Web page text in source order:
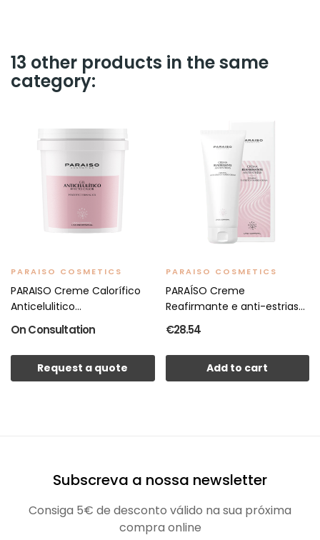
13 other products in the same
category:
PARAISO COSMETICS
PARAISO Creme Calorífico
Anticelulitico...
On Consultation
Request a quote
PARAISO COSMETICS
PARAÍSO Creme
Reafirmante e anti-estrias
200ml
€28.54
Add to cart
Subscreva a nossa newsletter
Consiga 5€ de desconto válido na sua próxima
compra online